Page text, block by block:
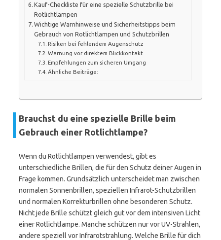
Kauf-Checkliste für eine spezielle Schutzbrille bei
Rotlichtlampen
Wichtige Warnhinweise und Sicherheitstipps beim
Gebrauch von Rotlichtlampen und Schutzbrillen
Risiken bei fehlendem Augenschutz
Warnung vor direktem Blickkontakt
Empfehlungen zum sicheren Umgang
Ähnliche Beiträge:
Brauchst du eine spezielle Brille beim
Gebrauch einer Rotlichtlampe?
Wenn du Rotlichtlampen verwendest, gibt es
unterschiedliche Brillen, die für den Schutz deiner Augen in
Frage kommen. Grundsätzlich unterscheidet man zwischen
normalen Sonnenbrillen, speziellen Infrarot-Schutzbrillen
und normalen Korrekturbrillen ohne besonderen Schutz.
Nicht jede Brille schützt gleich gut vor dem intensiven Licht
einer Rotlichtlampe. Manche schützen nur vor UV-Strahlen,
andere speziell vor Infrarotstrahlung. Welche Brille für dich